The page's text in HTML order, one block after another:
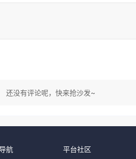
还没有评论呢，快来抢沙发~
航 平台社区